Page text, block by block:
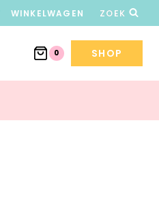
WINKELWAGEN ZOEK
0 SHOP